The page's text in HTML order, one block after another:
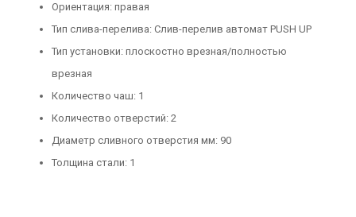
Ориентация: правая
Тип слива-перелива: Слив-перелив автомат PUSH UP
Тип установки: плоскостно врезная/полностью
врезная
Количество чаш: 1
Количество отверстий: 2
Диаметр сливного отверстия мм: 90
Толщина стали: 1